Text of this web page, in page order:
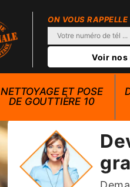
ON VOUS
Voir
NETTOYAGE ET POSE
DE GOUTTIÈRE 10